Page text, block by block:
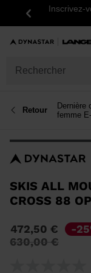
Précédent
Inscrivez-
Retour Dernière
femme
SKIS ALL
CROSS 88
Pour ajouter un
taille
472,50 €
Prix
630,00 €à
-